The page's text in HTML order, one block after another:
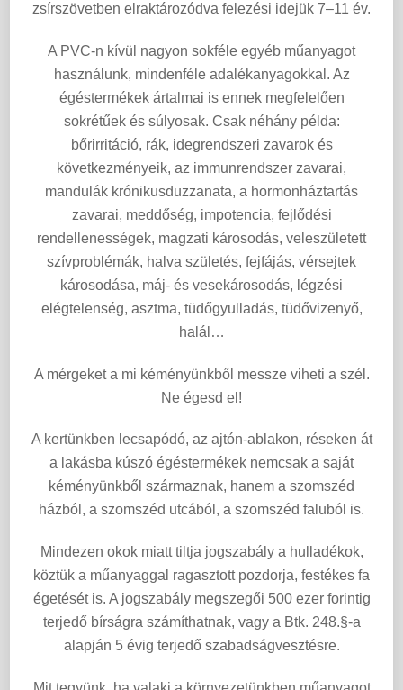
zsírszövetben elraktározódva felezési idejük 7–11 év.
A PVC-n kívül nagyon sokféle egyéb műanyagot
használunk, mindenféle adalékanyagokkal. Az
égéstermékek ártalmai is ennek megfelelően
sokrétűek és súlyosak. Csak néhány példa:
bőrirritáció, rák, idegrendszeri zavarok és
következményeik, az immunrendszer zavarai,
mandulák krónikusduzzanata, a hormonháztartás
zavarai, meddőség, impotencia, fejlődési
rendellenességek, magzati károsodás, veleszületett
szívproblémák, halva születés, fejfájás, vérsejtek
károsodása, máj- és vesekárosodás, légzési
elégtelenség, asztma, tüdőgyulladás, tüdővizenyő,
halál…
A mérgeket a mi kéményünkből messze viheti a szél.
Ne égesd el!
A kertünkben lecsapódó, az ajtón-ablakon, réseken át
a lakásba kúszó égéstermékek nemcsak a saját
kéményünkből származnak, hanem a szomszéd
házból, a szomszéd utcából, a szomszéd faluból is.
Mindezen okok miatt tiltja jogszabály a hulladékok,
köztük a műanyaggal ragasztott pozdorja, festékes fa
égetését is. A jogszabály megszegői 500 ezer forintig
terjedő bírságra számíthatnak, vagy a Btk. 248.§-a
alapján 5 évig terjedő szabadságvesztésre.